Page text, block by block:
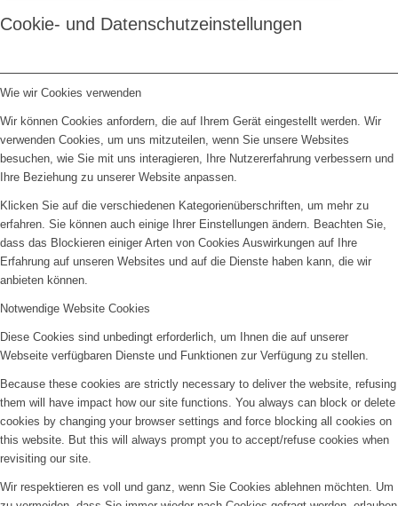
Cookie- und Datenschutzeinstellungen
Wie wir Cookies verwenden
Wir können Cookies anfordern, die auf Ihrem Gerät eingestellt werden. Wir
verwenden Cookies, um uns mitzuteilen, wenn Sie unsere Websites
besuchen, wie Sie mit uns interagieren, Ihre Nutzererfahrung verbessern und
Ihre Beziehung zu unserer Website anpassen.
Klicken Sie auf die verschiedenen Kategorienüberschriften, um mehr zu
erfahren. Sie können auch einige Ihrer Einstellungen ändern. Beachten Sie,
dass das Blockieren einiger Arten von Cookies Auswirkungen auf Ihre
Erfahrung auf unseren Websites und auf die Dienste haben kann, die wir
anbieten können.
Notwendige Website Cookies
Diese Cookies sind unbedingt erforderlich, um Ihnen die auf unserer
Webseite verfügbaren Dienste und Funktionen zur Verfügung zu stellen.
Because these cookies are strictly necessary to deliver the website, refusing
them will have impact how our site functions. You always can block or delete
cookies by changing your browser settings and force blocking all cookies on
this website. But this will always prompt you to accept/refuse cookies when
revisiting our site.
Wir respektieren es voll und ganz, wenn Sie Cookies ablehnen möchten. Um